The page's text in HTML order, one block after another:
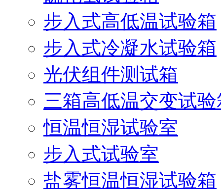
步入式高低温试验箱
步入式冷凝水试验箱
光伏组件测试箱
三箱高低温交变试验
恒温恒湿试验室
步入式试验室
盐雾恒温恒湿试验箱